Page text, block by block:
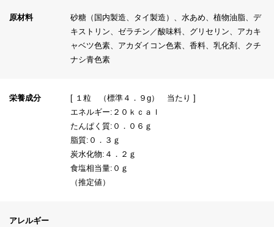
原材料
砂糖（国内製造、タイ製造）、水あめ、植物油脂、デ
キストリン、ゼラチン／酸味料、グリセリン、アカキ
ャベツ色素、アカダイコン色素、香料、乳化剤、クチ
ナシ青色素
栄養成分
[ １粒 （標準４．９g） 当たり ]
エネルギー:２０ｋｃａｌ
たんぱく質:０．０６ｇ
脂質:０．３ｇ
炭水化物:４．２ｇ
食塩相当量:０ｇ
（推定値）
アレルギー